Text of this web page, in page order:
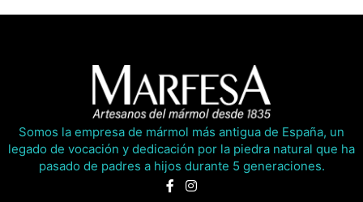
Somos la empresa de mármol más antigua de España, un
legado de vocación y dedicación por la piedra natural que ha
pasado de padres a hijos durante 5 generaciones.